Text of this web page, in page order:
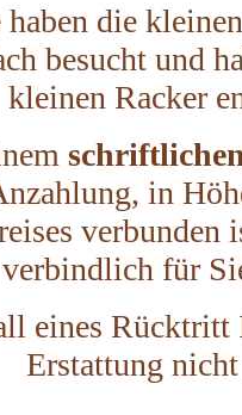
haben die
besucht und
kleinen Racker
in
verbunden
verbindlich für
eines Rücktritt
Erstattung